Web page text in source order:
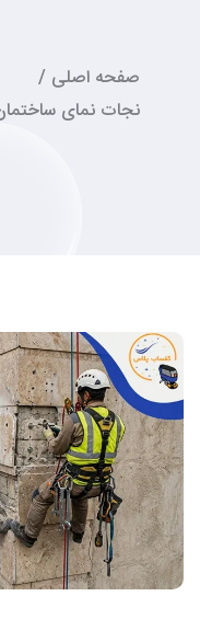
صفحه اصلی /
نجات نمای